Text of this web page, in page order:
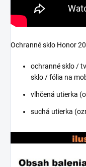
Ochranné sklo Honor
ochranné sklo /
sklo / fólia na
vlhčená utierka
suchá utierka